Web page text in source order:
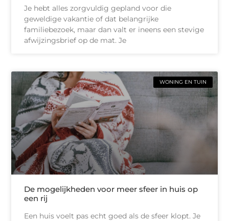
Je hebt alles zorgvuldig gepland voor die
geweldige vakantie of dat belangrijke
familiebezoek, maar dan valt er ineens een stevige
afwijzingsbrief op de mat. Je
WONING EN TUIN
De mogelijkheden voor meer sfeer in huis op
een rij
Een huis voelt pas echt goed als de sfeer klopt. Je